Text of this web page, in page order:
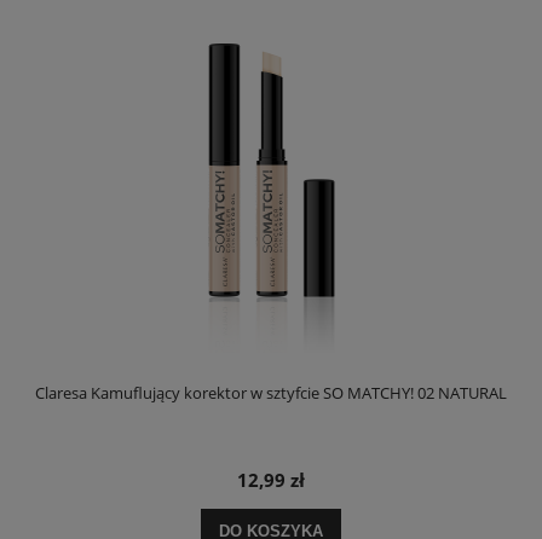
Claresa Kamuflujący korektor w sztyfcie SO MATCHY! 02 NATURAL
12,99 zł
DO KOSZYKA